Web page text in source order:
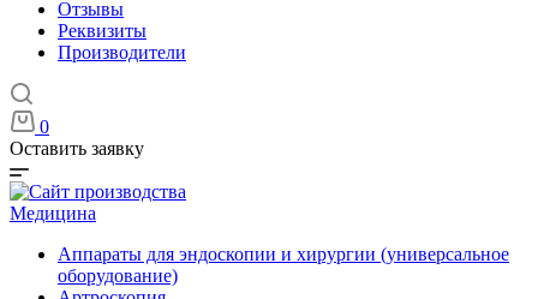
Отзывы
Реквизиты
Производители
0
Оставить заявку
Медицина
Аппараты для эндоскопии и хирургии (универсальное
оборудование)